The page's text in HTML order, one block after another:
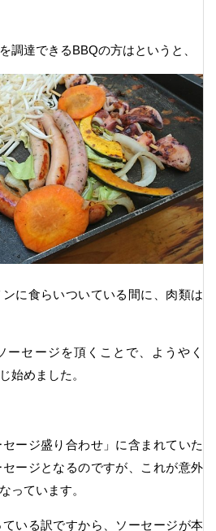
調達できるBBQの方はというと、
に食らいついている間に、肉類は
ーセージを頂くことで、ようやく
始めました。
ージ盛り合わせ」に含まれていた
ージとなるのですが、これが意外
っています。
いる訳ですから、ソーセージが本